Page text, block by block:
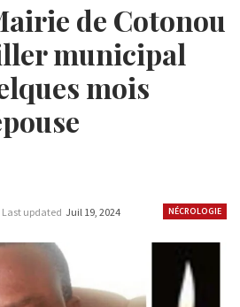
de Cotonou
municipal
mois
NÉCROLOGIE
Last updated Juil 19, 2024